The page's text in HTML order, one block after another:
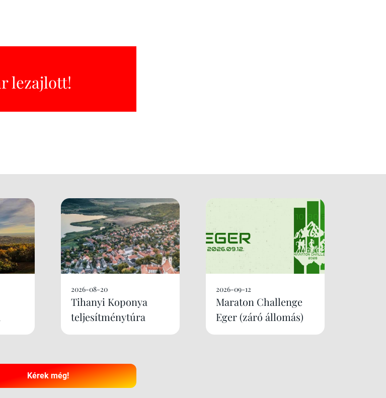
lezajlott!
2026-08-20
Tihanyi Koponya
teljesítménytúra
2026-09-12
Maraton Challenge
Eger (záró állomás)
Kérek még!